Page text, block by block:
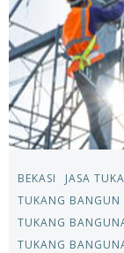
BEKASI JASA
TUKANG BANGUN
TUKANG
TUKANG